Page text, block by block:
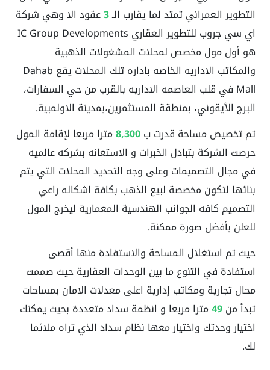
التطوير العمراني تمتد لما يقارب الـ3عقود الا وهي شركة
اي سي جروب للتطوير العقاري IC Group Developments
هو أول مول مخصص لمحلات المشغولات الذهبية
والمكاتب الاداريه الخاصه باداره تلك المحلات يقع Dahab
Mall في قلب العاصمه الاداريه بالقرب من حي السفارات،
البرج الأيقوني، بمنطقة المستثمرين،بمدينة الاولمبية.
تم تخصيص مساحة قدرت ب8,300مترا مربعا لإقامة المول
حرصت الشركة بتبادل الخبرات و الاستعانه بشركه عالميه
في مجال التصميمات وعلى وجه التحديد المحلات التي يتم
بنائها لتكون مخصصة لبيع الذهب بكافة اشكاله راعي
التصميم كافه الجوانب الهندسية المعمارية ليخرج المول
للعلن بأفضل صورة ممكنة.
حيث تم استغلال المساحة والاستفادة منها أقصى
استفادة في التنوع ما بين الوحدات العقارية حيث صممت
محال تجارية ومكاتب إدارية اعلى معدلات الامان بمساحات
تبدأ من49مترا مربعا و انظمة سداد متعددة بحيث يمكنك
اختيار وحدتك واختيار معها نظام سداد الذي تراه ملائما
لك.